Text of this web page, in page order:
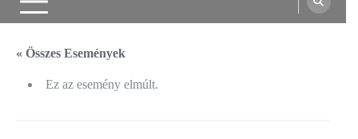
« Összes Események
Ez az esemény elmúlt.